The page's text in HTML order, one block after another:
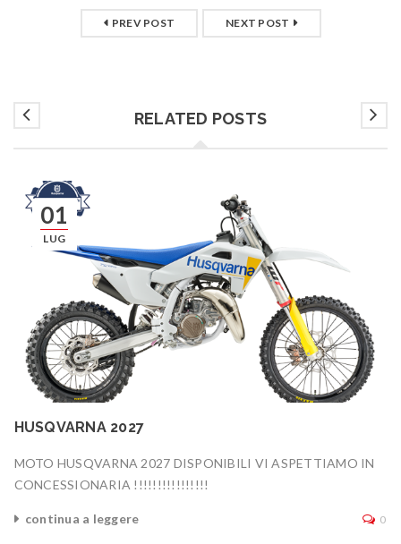
PREV POST NEXT POST
RELATED POSTS
01
LUG
HUSQVARNA 2027
MOTO HUSQVARNA 2027 DISPONIBILI VI ASPETTIAMO IN
CONCESSIONARIA !!!!!!!!!!!!!!!!
continua a leggere 0